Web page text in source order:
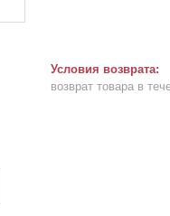
возврат товара в